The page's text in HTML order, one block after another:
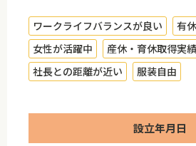
ワークライフバランスが良い
有
女性が活躍中
産休・育休取得実
社長との距離が近い
服装自由
設立年月日